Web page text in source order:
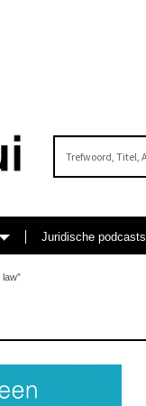
Juridische podcasts